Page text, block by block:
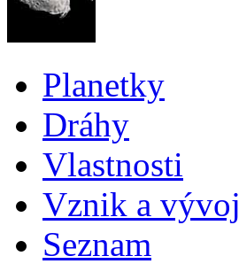
Planetky
Dráhy
Vlastnosti
Vznik a vývoj
Seznam